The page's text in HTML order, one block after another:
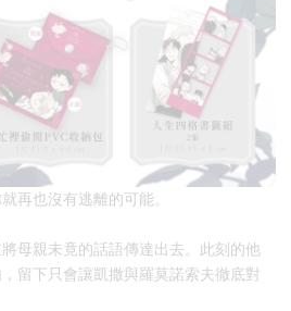
再也沒有逃離的可能。
母親未竟的話語傳達出去。此刻的他
留下只會讓凱撒與羅莫諾索夫徹底對